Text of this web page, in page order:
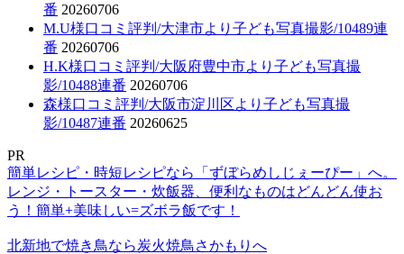
番 20260706
M.U様口コミ評判/大津市より子ども写真撮影/10489連
番 20260706
H.K様口コミ評判/大阪府豊中市より子ども写真撮
影/10488連番 20260706
森様口コミ評判/大阪市淀川区より子ども写真撮
影/10487連番 20260625
PR
簡単レシピ・時短レシピなら「ずぼらめしじぇーぴー」へ。
レンジ・トースター・炊飯器、便利なものはどんどん使お
う！簡単+美味しい=ズボラ飯です！
北新地で焼き鳥なら炭火焼鳥さかもりへ